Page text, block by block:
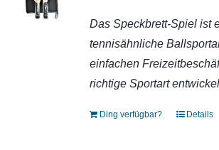
Das Speckbrett-Spiel ist
tennisähnliche
einfachen
richtige Sportart
Ding verfügbar? Details